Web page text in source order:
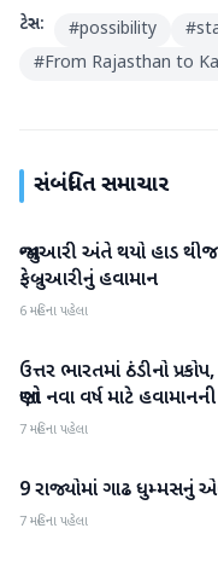
ટેગ્સ: #possibility #
#From Rajasthan to
સંબંધિત સમાચાર
હવામાન
જાન્યુઆરી અંતે થયો હાડ
ફેબ્રુઆરીનું હવામાન
6 મહિના પહેલા
હવામાન
ઉત્તર ભારતમાં ઠંડીનો
જાણો નવા વર્ષ માટે
7 મહિના પહેલા
હવામાન
9 રાજ્યોમાં ગાઢ ધુમ્મસનું
7 મહિના પહેલા